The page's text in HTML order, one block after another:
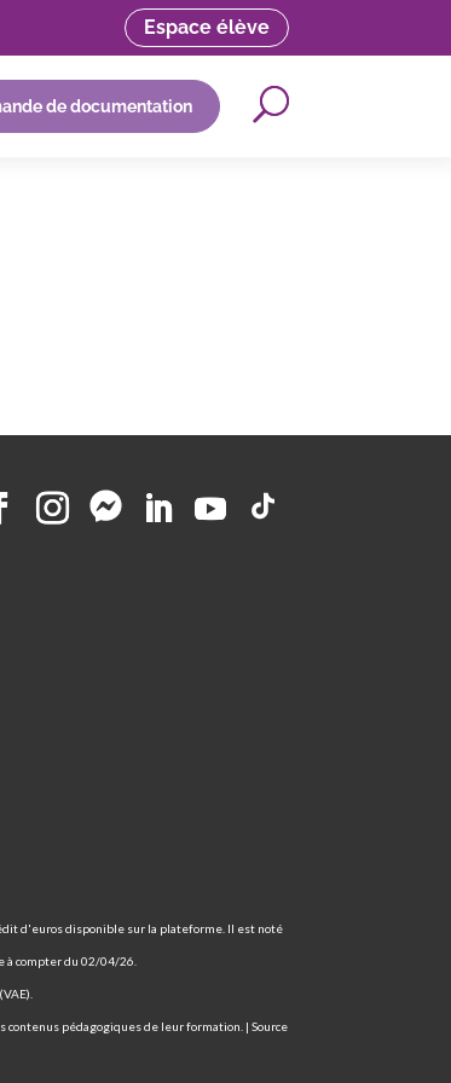
Espace élève
de documentation
d'euros disponible sur la plateforme. Il est noté
à compter du 02/04/26.
contenus pédagogiques de leur formation. | Source